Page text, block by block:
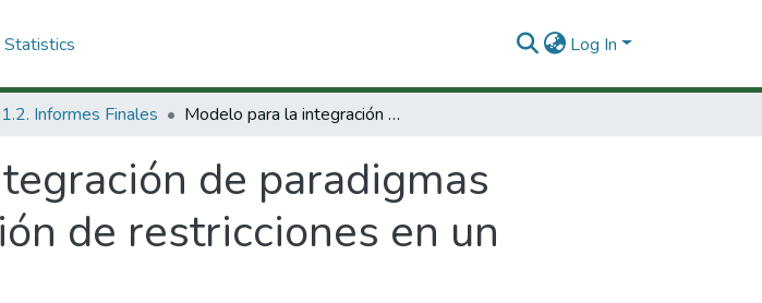
Statistics Log In
Informes Finales Modelo para la integración de paradigmas orientado-objetos y satisfacción de restricciones en un lenguaje visual
de paradigmas
de restricciones en un